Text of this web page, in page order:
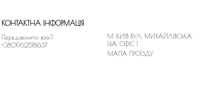
КОНТАКТНА ІНФОРМАЦІЯ
Передзвонити вам?
+380962518637
М. КИЇВ ВУЛ. МИХАЙЛІВСЬКА,
14A, ОФІС 1
МАПА ПРОЇЗДУ